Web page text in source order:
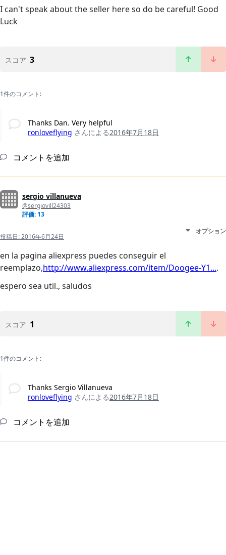
I can't speak about the seller here so do be careful! Good
Luck
スコア 3
1件のコメント:
Thanks Dan. Very helpful
ronloveflying さんによる2016年7月18日
コメントを追加
sergio villanueva
@sergiovill24303
評価: 13
投稿日:2016年6月24日
オプション
en la pagina aliexpress puedes conseguir el
reemplazo,http://www.aliexpress.com/item/Doogee-Y1....
espero sea util., saludos
スコア 1
1件のコメント:
Thanks Sergio Villanueva
ronloveflying さんによる2016年7月18日
コメントを追加